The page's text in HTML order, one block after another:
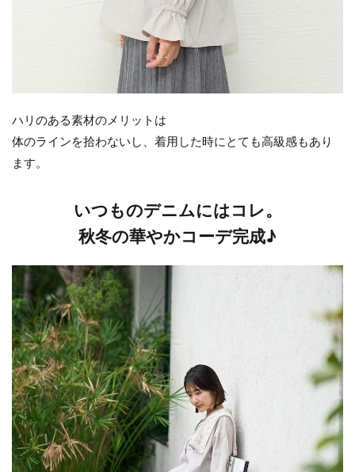
ハリのある素材のメリットは
体のラインを拾わないし、着用した時にとても高級感もあり
ます。
いつものデニムにはコレ。
秋冬の華やかコーデ完成♪